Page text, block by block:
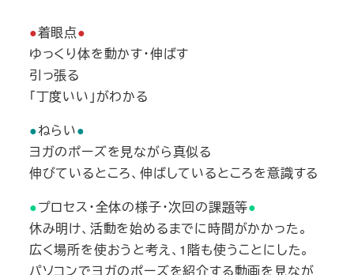
●着眼点●
ゆっくり体を動かす・伸ばす
引っ張る
「丁度いい」がわかる
●ねらい●
ヨガのポーズを見ながら真似る
伸びているところ、伸ばしているところを意識する
●プロセス・全体の様子・次回の課題等●
休み明け、活動を始めるまでに時間がかかった。
広く場所を使おうと考え、1階も使うことにした。
パソコンでヨガのポーズを紹介する動画を見なが